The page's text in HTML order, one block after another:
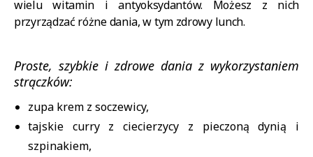
wielu witamin i antyoksydantów. Możesz z nich
przyrządzać różne dania, w tym zdrowy lunch.
Proste, szybkie i zdrowe dania z wykorzystaniem
strączków:
zupa krem z soczewicy,
tajskie curry z ciecierzycy z pieczoną dynią i
szpinakiem,